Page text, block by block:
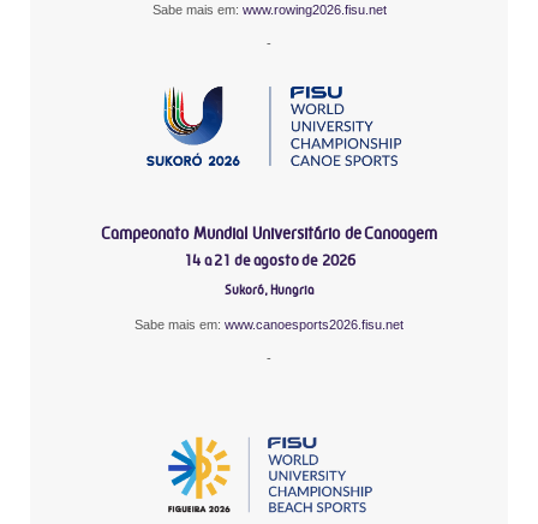
Sabe mais em: www.rowing2026.fisu.net
-
Campeonato Mundial Universitário de Canoagem
14 a 21 de agosto de 2026
Sukoró, Hungria
Sabe mais em: www.canoesports2026.fisu.net
-